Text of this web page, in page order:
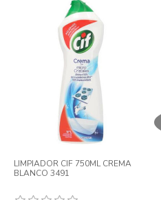
LIMPIADOR CIF 750ML CREMA
BLANCO 3491